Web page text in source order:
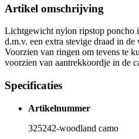
Artikel omschrijving
Lichtgewicht nylon ripstop poncho
d.m.v. een extra stevige draad in
Voorzien van ringen om tevens te
voorzien van aantrekkoordje in de
Specificaties
Artikelnummer
325242-woodland camo